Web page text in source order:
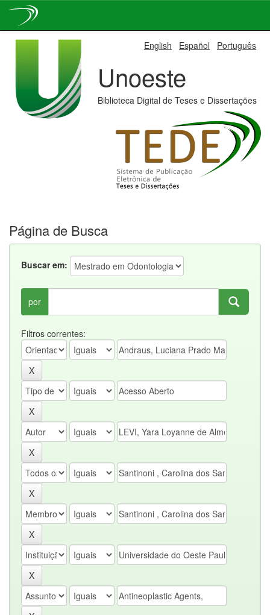
English Español Português
Unoeste
Biblioteca Digital de Teses e Dissertações
Página de Busca
Buscar em:
por
Filtros correntes: